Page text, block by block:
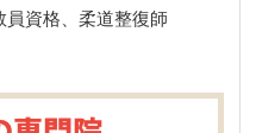
資格、柔道整復師